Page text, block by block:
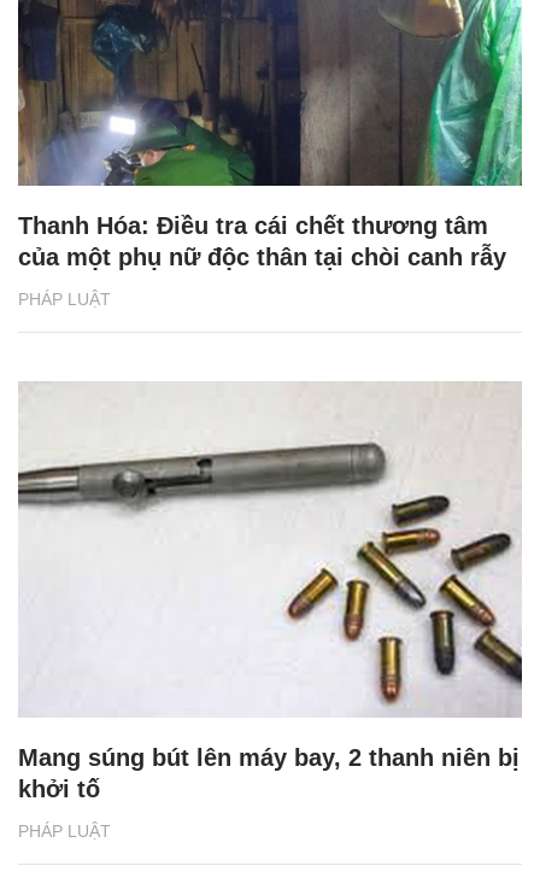
PHÁP LUẬT
Thanh Hóa: Điều tra cái chết thương tâm
của một phụ nữ độc thân tại chòi canh rẫy
PHÁP LUẬT
Mang súng bút lên máy bay, 2 thanh niên bị
khởi tố